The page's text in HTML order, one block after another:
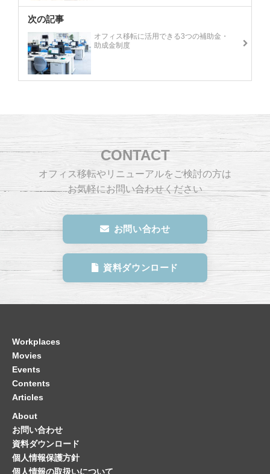
次の記事
オフィス移転に活用できる3つの補助金・
助成金制度
CONTACT
オフィス移転やリニューアルをご検討の方は
お気軽にお問い合わせください
お問い合わせ
資料ダウンロード
Workplaces
Movies
Events
Contents
Articles
About
お問い合わせ
資料ダウンロード
個人情報保護方針
個人情報の取扱いについて